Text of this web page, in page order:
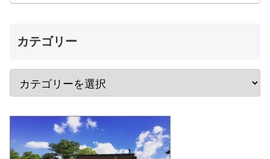
カテゴリー